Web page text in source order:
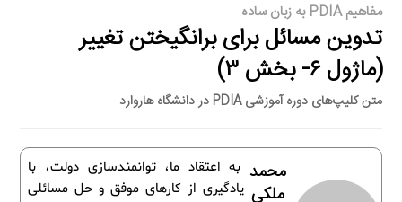
مفاهیم PDIA به زبان ساده
تدوین مسائل برای برانگیختن تغییر
(ماژول ۶- بخش ۳)
متن کلیپ‌های دوره آموزشی PDIA در دانشگاه هاروارد
به اعتقاد ما، توانمندسازی دولت، با
یادگیری از کارهای موفق و حل مسائلی
محمد
ملکی